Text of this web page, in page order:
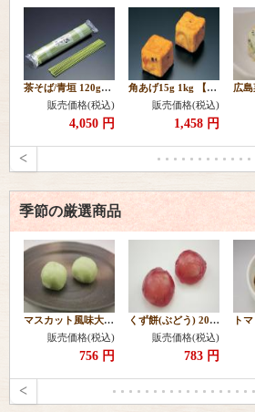
茶そば/青垣 120g×10本 【常温】
販売価格(税込)
4,050 円
角あげ15g 1kg 【冷凍】
販売価格(税込)
1,458 円
<
季節の厳選商品
マスカット風味大福20ヶ 【冷凍】
販売価格(税込)
756 円
くず餅(ぶどう) 20g 20個 【冷凍】
販売価格(税込)
783 円
<